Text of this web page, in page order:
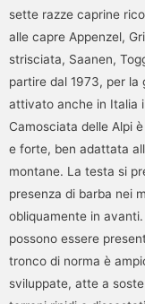
sette razze caprine
alle capre Appenzel,
strisciata, Saanen,
partire dal 1973, per la
attivato anche in Italia
Camosciata delle Alpi
e forte, ben adattata
montane. La testa si
presenza di barba nei
obliquamente in
possono essere
tronco di norma è
sviluppate, atte a